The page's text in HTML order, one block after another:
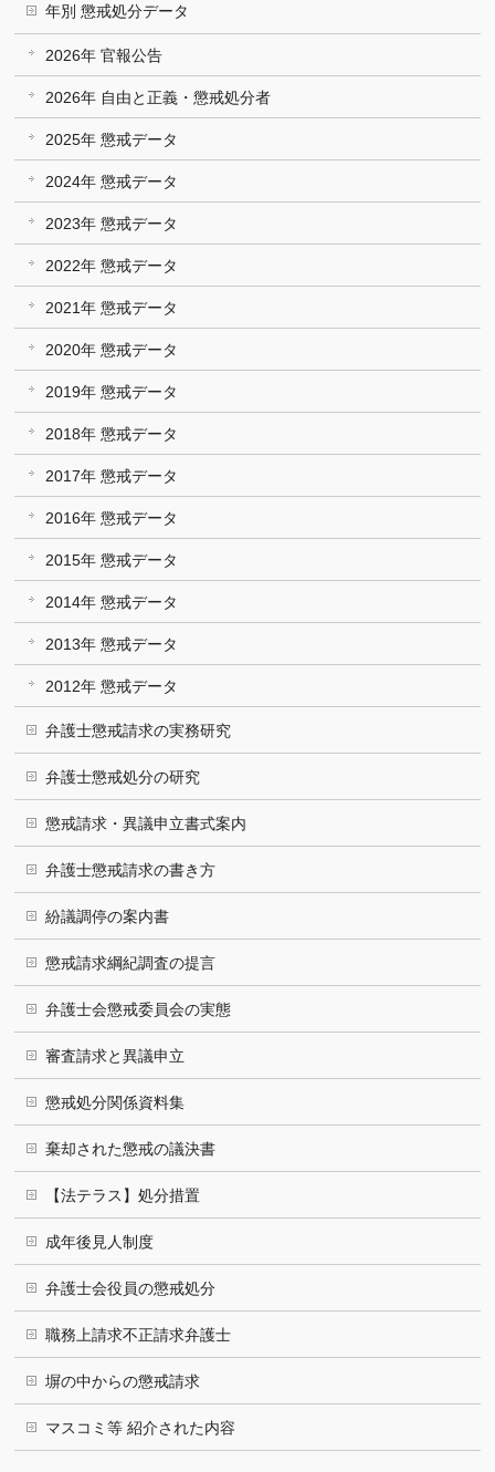
年別 懲戒処分データ
2026年 官報公告
2026年 自由と正義・懲戒処分者
2025年 懲戒データ
2024年 懲戒データ
2023年 懲戒データ
2022年 懲戒データ
2021年 懲戒データ
2020年 懲戒データ
2019年 懲戒データ
2018年 懲戒データ
2017年 懲戒データ
2016年 懲戒データ
2015年 懲戒データ
2014年 懲戒データ
2013年 懲戒データ
2012年 懲戒データ
弁護士懲戒請求の実務研究
弁護士懲戒処分の研究
懲戒請求・異議申立書式案内
弁護士懲戒請求の書き方
紛議調停の案内書
懲戒請求綱紀調査の提言
弁護士会懲戒委員会の実態
審査請求と異議申立
懲戒処分関係資料集
棄却された懲戒の議決書
【法テラス】処分措置
成年後見人制度
弁護士会役員の懲戒処分
職務上請求不正請求弁護士
塀の中からの懲戒請求
マスコミ等 紹介された内容